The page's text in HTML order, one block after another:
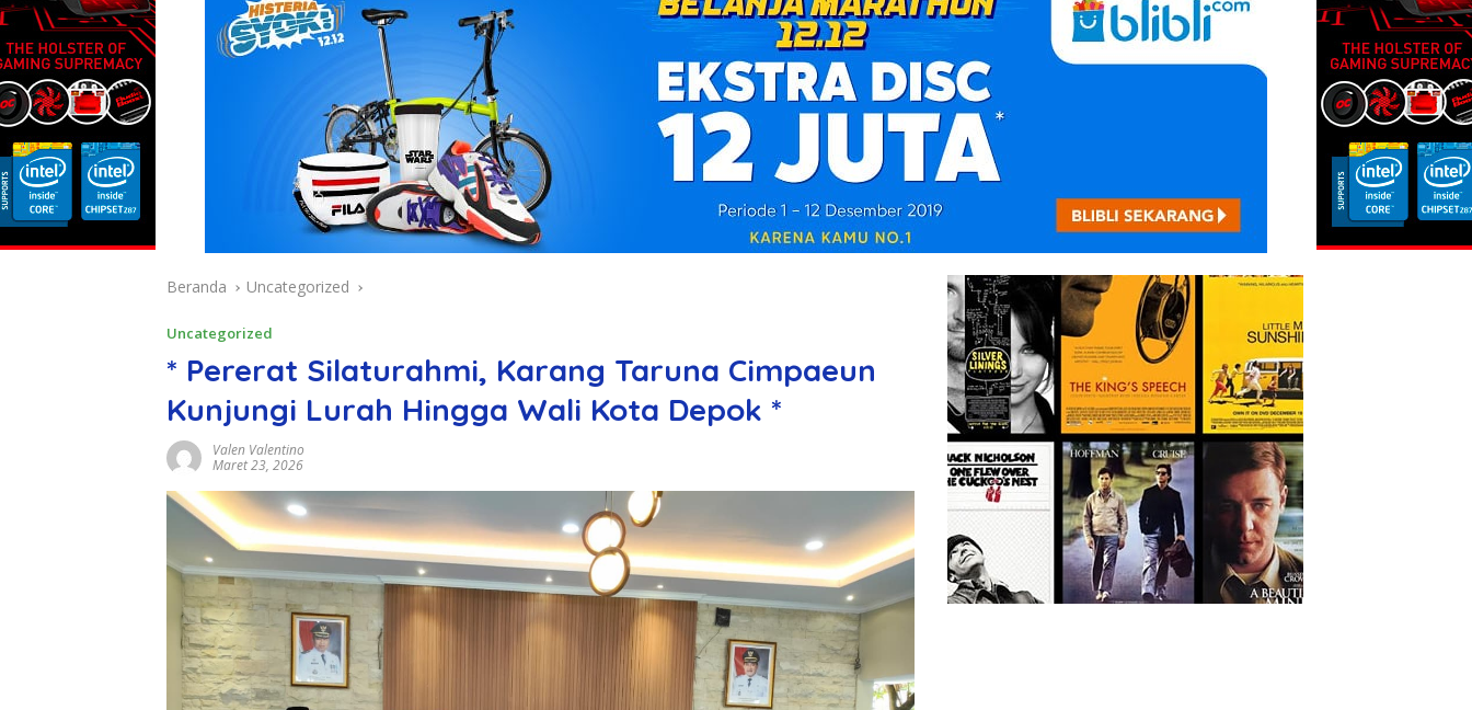
Beranda Uncategorized
Uncategorized
* Pererat Silaturahmi, Karang Taruna Cimpaeun
Kunjungi Lurah Hingga Wali Kota Depok *
Valen Valentino
Maret 23, 2026